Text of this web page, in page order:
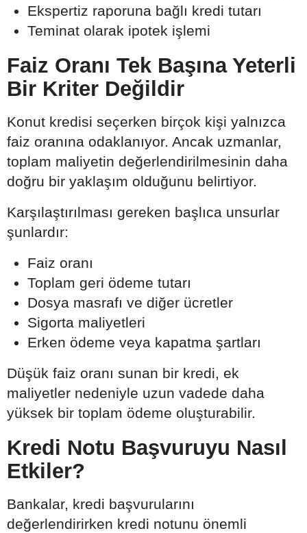
Ekspertiz raporuna bağlı kredi tutarı
Teminat olarak ipotek işlemi
Faiz Oranı Tek Başına Yeterli
Bir Kriter Değildir
Konut kredisi seçerken birçok kişi yalnızca
faiz oranına odaklanıyor. Ancak uzmanlar,
toplam maliyetin değerlendirilmesinin daha
doğru bir yaklaşım olduğunu belirtiyor.
Karşılaştırılması gereken başlıca unsurlar
şunlardır:
Faiz oranı
Toplam geri ödeme tutarı
Dosya masrafı ve diğer ücretler
Sigorta maliyetleri
Erken ödeme veya kapatma şartları
Düşük faiz oranı sunan bir kredi, ek
maliyetler nedeniyle uzun vadede daha
yüksek bir toplam ödeme oluşturabilir.
Kredi Notu Başvuruyu Nasıl
Etkiler?
Bankalar, kredi başvurularını
değerlendirirken kredi notunu önemli